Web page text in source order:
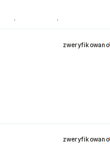
recenzja
zweryfikowano
zweryfikowano